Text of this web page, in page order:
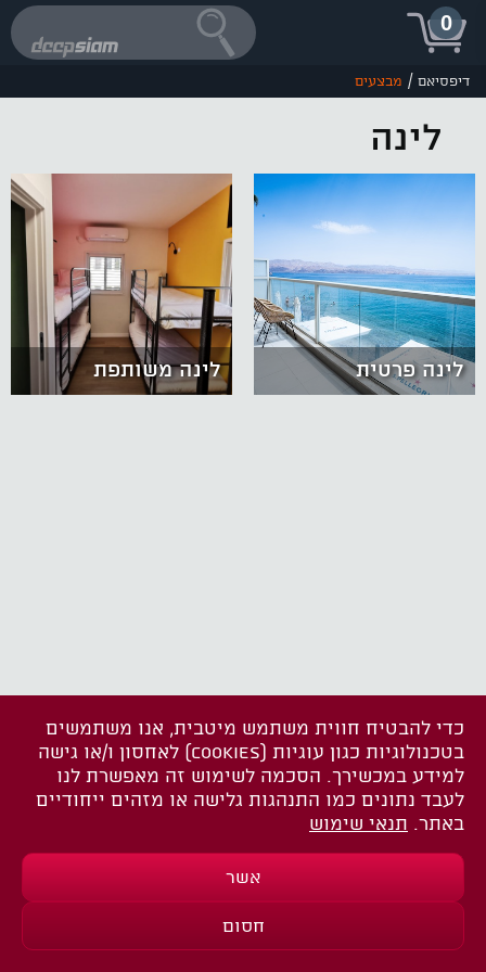
0
דיפסיאם / מבצעים
לינה
לינה פרטית לינה משותפת
כדי להבטיח חווית משתמש מיטבית, אנו משתמשים
בטכנולוגיות כגון עוגיות (COOKIES) לאחסון ו/או גישה
למידע במכשירך. הסכמה לשימוש זה מאפשרת לנו
לעבד נתונים כמו התנהגות גלישה או מזהים ייחודיים
באתר. תנאי שימוש
אשר
חסום